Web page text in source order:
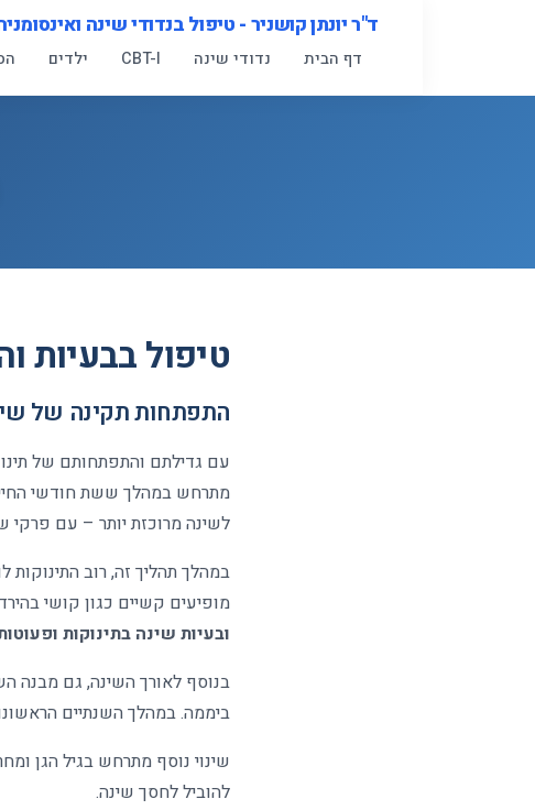
ד"ר יונתן קושניר - טיפול בנדודי שינה
דף הבית נדודי שינה CBT-I ילדים
טיפול בבעיות
התפתחות תקינה של
עם גדילתם והתפתחותם של
לשינה מרוכזת יותר – עם פרקי
מופיעים קשיים כגון קושי
ובעיות שינה בתינוקות
בנוסף לאורך השינה, גם מבנה השינה משתנה.
ביממה. במהלך השנתיים הראשונות לחיים שיעור זה יורד
שינוי נוסף מתרחש בגיל הגן
להוביל לחסך שינה.